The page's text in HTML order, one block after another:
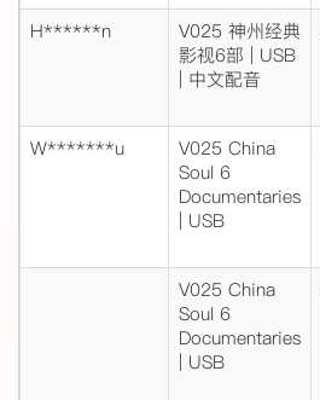
H******n
V025 神州经典
影视6部 | USB
| 中文配音
W*******u
V025 China
Soul 6
Documentaries
| USB
V025 China
Soul 6
Documentaries
| USB